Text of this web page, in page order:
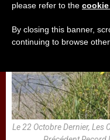
Le 22 Octobre Dernier, Les
please refer to the
By closing this banner,
continuing to browse